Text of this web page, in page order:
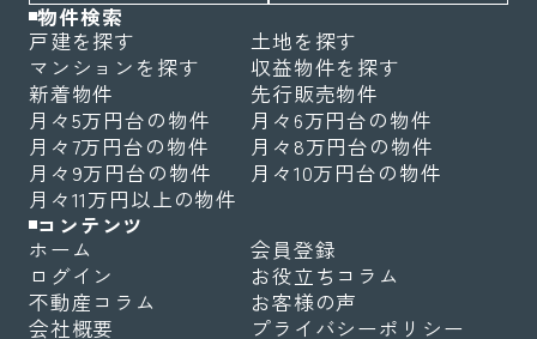
物件検索
戸建を探す
土地を探す
マンションを探す
収益物件を探す
新着物件
先行販売物件
月々5万円台の物件
月々6万円台の物件
月々7万円台の物件
月々8万円台の物件
月々9万円台の物件
月々10万円台の物件
月々11万円以上の物件
コンテンツ
ホーム
会員登録
ログイン
お役立ちコラム
不動産コラム
お客様の声
会社概要
プライバシーポリシー